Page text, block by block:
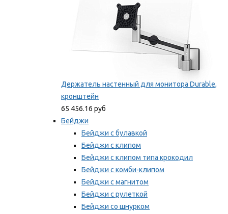
Держатель настенный для монитора Durable,
кронштейн
65 456.16 руб
Бейджи
Бейджи с булавкой
Бейджи с клипом
Бейджи с клипом типа крокодил
Бейджи с комби-клипом
Бейджи с магнитом
Бейджи с рулеткой
Бейджи со шнурком